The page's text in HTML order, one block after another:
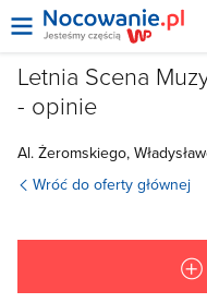
Letnia Scena
- opinie
Al. Żeromskiego,
Wróć do oferty głównej